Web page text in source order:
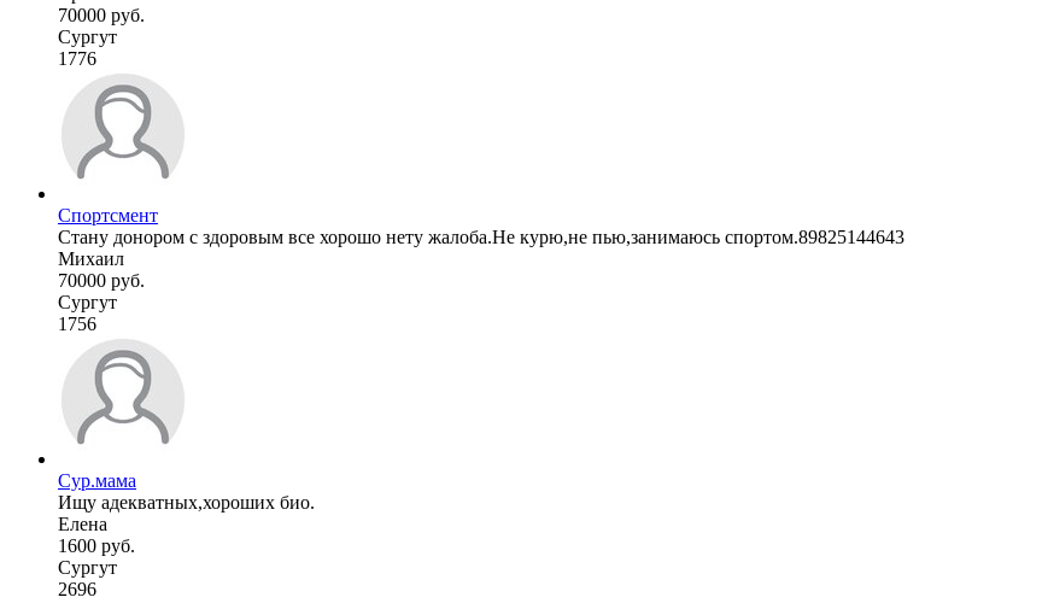
70000 руб.
Сургут
1776
Спортсмент
Стану донором с здоровым все хорошо нету жалоба.Не курю,не пью,занимаюсь спортом.89825144643
Михаил
70000 руб.
Сургут
1756
Сур.мама
Ищу адекватных,хороших био.
Елена
1600 руб.
Сургут
2696